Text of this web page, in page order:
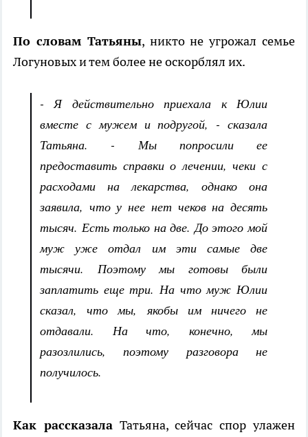
По словам Татьяны, никто не угрожал семье
Логуновых и тем более не оскорблял их.
- Я действительно приехала к Юлии
вместе с мужем и подругой, - сказала
Татьяна. - Мы попросили ее
предоставить справки о лечении, чеки с
расходами на лекарства, однако она
заявила, что у нее нет чеков на десять
тысяч. Есть только на две. До этого мой
муж уже отдал им эти самые две
тысячи. Поэтому мы готовы были
заплатить еще три. На что муж Юлии
сказал, что мы, якобы им ничего не
отдавали. На что, конечно, мы
разозлились, поэтому разговора не
получилось.
Как рассказалаТатьяна, сейчас спор улажен